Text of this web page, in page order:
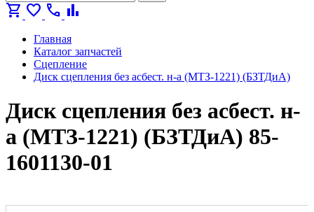
shopping_cart favorite call bar_chart
Главная
Каталог запчастей
Сцепление
Диск сцепления без асбест. н-а (МТЗ-1221) (БЗТДиА)
Диск сцепления без асбест. н-
а (МТЗ-1221) (БЗТДиА) 85-
1601130-01